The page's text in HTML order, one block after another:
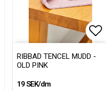
RIBBAD TENCEL MUDD -
OLD PINK
19 SEK/dm